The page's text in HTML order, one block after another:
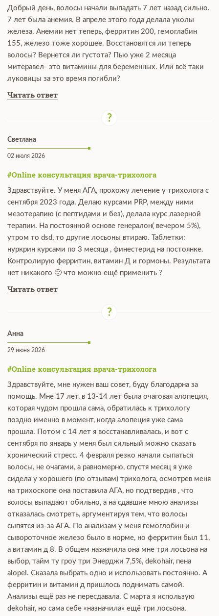
Добрый день, волосы начали выпадать 7 лет назад сильно.
7 лет была анемия. В апреле этого года делала уколы
железа. Анемии нет теперь, ферритин 200, гемоглабин
155, железо тоже хорошее. Восстановятся ли теперь
волосы? Вернется ли густота? Пью уже 2 месяца
митеравел- это витамины для беременных. Или всё таки
луковицы за это время погибли?
Читать ответ
Светлана
02 июля 2026
#Online консультация врача-трихолога
Здравствуйте. У меня АГА, прохожу лечение у трихолога с
сентября 2023 года. Делаю курсами PRP, между ними
мезотерапию (с пептидами и без), делала курс лазерной
терапии. На постоянной основе генералон( вечером 5%),
утром то dsd, то другие лосьоны втираю. Таблетки:
нуркрин курсами по 3 месяца , финестерид на постоянке.
Контролирую ферритин, витамин Д и гормоны. Результата
нет никакого 🙁 что можно ещё применить ?
Читать ответ
Анна
29 июня 2026
#Online консультация врача-трихолога
Здравствуйте, мне нужен ваш совет, буду благодарна за
помощь. Мне 17 лет, в 13-14 лет была очаговая алопеция,
которая чудом прошла сама, обратилась к трихологу
поздно именно в момент, когда алопеция уже сама
прошла. Потом с 14 лет я восстанавливалась, и вот с
сентября по январь у меня был сильный можно сказать
хронический стресс. 4 февраля резко начали сыпаться
волосы, не очагами, а равномерно, спустя месяц я уже
сидела у хорошего (по отзывам) трихолога, осмотрев меня
на трихоскопе она поставила АГА, но подтвердив , что
волосы выпадают обильно, а на сдавшие мною анализы
отказалась смотреть, аргументируя тем, что волосы
сыпятся из-за АГА. По анализам у меня гемоглобин и
сывороточное железо было в норме, но ферритин был 11,
а витамин д 8. В общем назначила она мне три лосьона на
выбор, тайм ту гроу три Энерджи 7,5%, dekohair, пена
alopel. Сказала выбрать одно и использовать постоянно. А
ферритин и витамин д пришлось поднимать самой.
Анализы ещё раз не пересдавала. С марта я использую
dekohair, но сама себе «назначила» ещё три лосьона,